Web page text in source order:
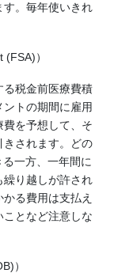
す。毎年使いきれ
）
る税金前医療費積
トの期間に雇用
を予想して、そ
きされます。どの
一方、一年間に
繰り越しが許され
る費用は支払え
となど注意しな
）